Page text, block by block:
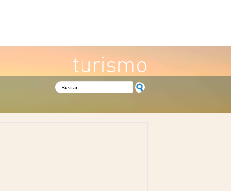
turismo
Formulario de búsqueda